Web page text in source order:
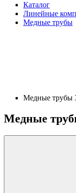
Каталог
Линейные
Медные трубы
Медные трубы
Медные